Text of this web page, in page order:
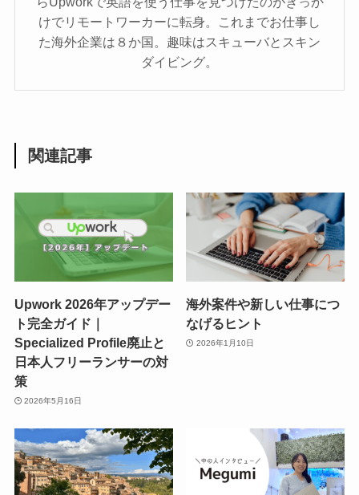
けでリモートワーカーに転身。これまでお仕事し
た海外企業は８か国。趣味はスキューバとスキン
ダイビング。
関連記事
Upwork 2026年アップデー
ト完全ガイド｜
Specialized Profile廃止と
日本人フリーランサーの対
策
2026年5月16日
海外案件や新しい仕事につ
なげるヒント
2026年1月10日